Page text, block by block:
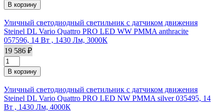
Уличный светодиодный светильник с датчиком движения
Steinel DL Vario Quattro PRO LED WW PMMA anthracite
057596, 14 Вт , 1430 Лм, 3000К
19 586 ₽
Уличный светодиодный светильник с датчиком движения
Steinel DL Vario Quattro PRO LED NW PMMA silver 035495, 14
Вт , 1430 Лм, 4000К